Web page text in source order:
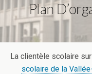
Plan
La clientèle scolaire
scolaire de la